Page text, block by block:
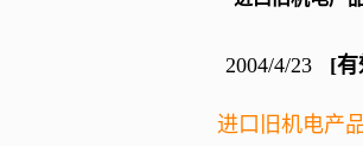
2004/4/23 [
进口旧机电产